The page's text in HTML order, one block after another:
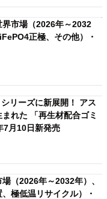
市場（2026年～2032
正極、その他）・
リーズに新展開！ アス
れた 「再生材配合ゴミ
月10日新発売
（2026年～2032年）、
極低温リサイクル）・